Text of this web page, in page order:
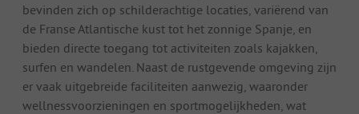
bevinden zich op schilderachtige locaties, variërend van
de Franse Atlantische kust tot het zonnige Spanje, en
bieden directe toegang tot activiteiten zoals kajakken,
surfen en wandelen. Naast de rustgevende omgeving zijn
er vaak uitgebreide faciliteiten aanwezig, waaronder
wellnessvoorzieningen en sportmogelijkheden, wat